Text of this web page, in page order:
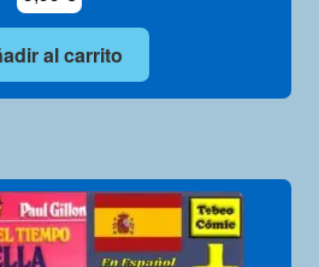
al carrito